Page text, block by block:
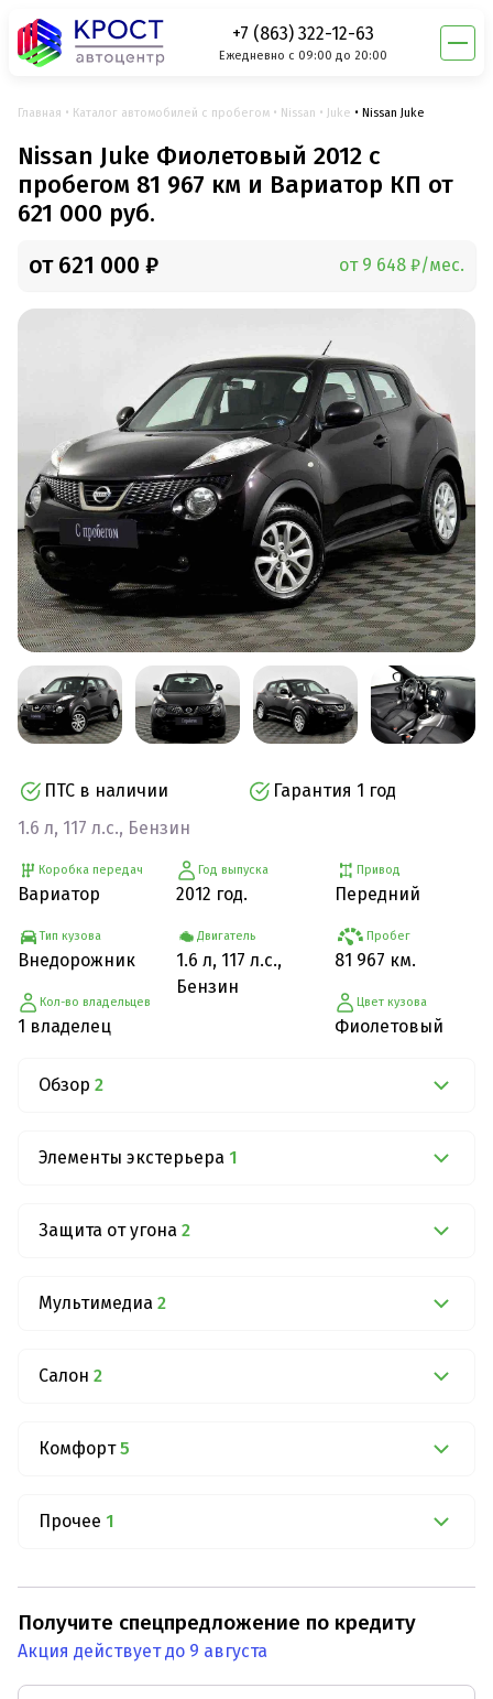
+7 (863) 322-12-63
Ежедневно с 09:00 до 20:00
Главная Каталог автомобилей с пробегом Nissan Juke Nissan Juke
Nissan Juke Фиолетовый 2012 с
пробегом 81 967 км и Вариатор КП от
621 000 руб.
от 621 000 ₽ от 9 648 ₽/мес.
ПТС в наличии
Гарантия 1 год
1.6 л, 117 л.с., Бензин
Коробка передач
Вариатор
Тип кузова
Внедорожник
Кол-во владельцев
1 владелец
Год выпуска
2012 год.
Двигатель
1.6 л, 117 л.с.,
Бензин
Привод
Передний
Пробег
81 967 км.
Цвет кузова
Фиолетовый
Обзор 2
Элементы экстерьера 1
Защита от угона 2
Мультимедиа 2
Салон 2
Комфорт 5
Прочее 1
Получите спецпредложение по кредиту
Акция действует до 9 августа